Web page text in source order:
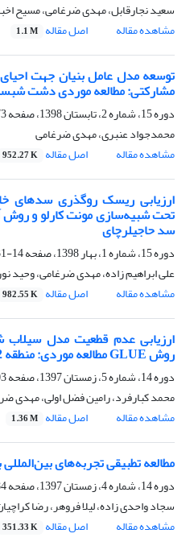
سعید نجارقابل، مهدی ضرغامی، مسیح
مشاهده مقاله
اصل مقاله 1.1 M
توسعه مدل عامل بنیان جهت احیای
مشارکتی: مطالعه موردی دشت
دوره 15، شماره 2، تابستان 1398، صفحه
محمدجواد عنبری، مهدی ضرغامی
مشاهده مقاله
اصل مقاله 952.27 K
ارزیابی ریسک روگذری سدهای
تحت شبیه‌سازی مونت کارلو و روش
سد حاجیلر‌چای
دوره 15، شماره 1، بهار 1398، صفحه
14-31
علی ابراهیم زاده، مهدی ضرغامی، وحید
مشاهده مقاله
اصل مقاله 982.55 K
روش GLUE مطالعه موردی: منطقه 2 شهرداری کلان‌شهر تبریز
دوره 14، شماره 5، زمستان 1397، صفحه
محمد کبارفرد، رامین فضل اولی، مهدی
مشاهده مقاله
اصل مقاله 1.36 M
مطالعه تطبیقی تجربه‌های بین‌المللی
دوره 14، شماره 4، زمستان 1397، صفحه
سجاد واحدی زاده، لیلا فروهر، رضا
مشاهده مقاله
اصل مقاله 351.33 K